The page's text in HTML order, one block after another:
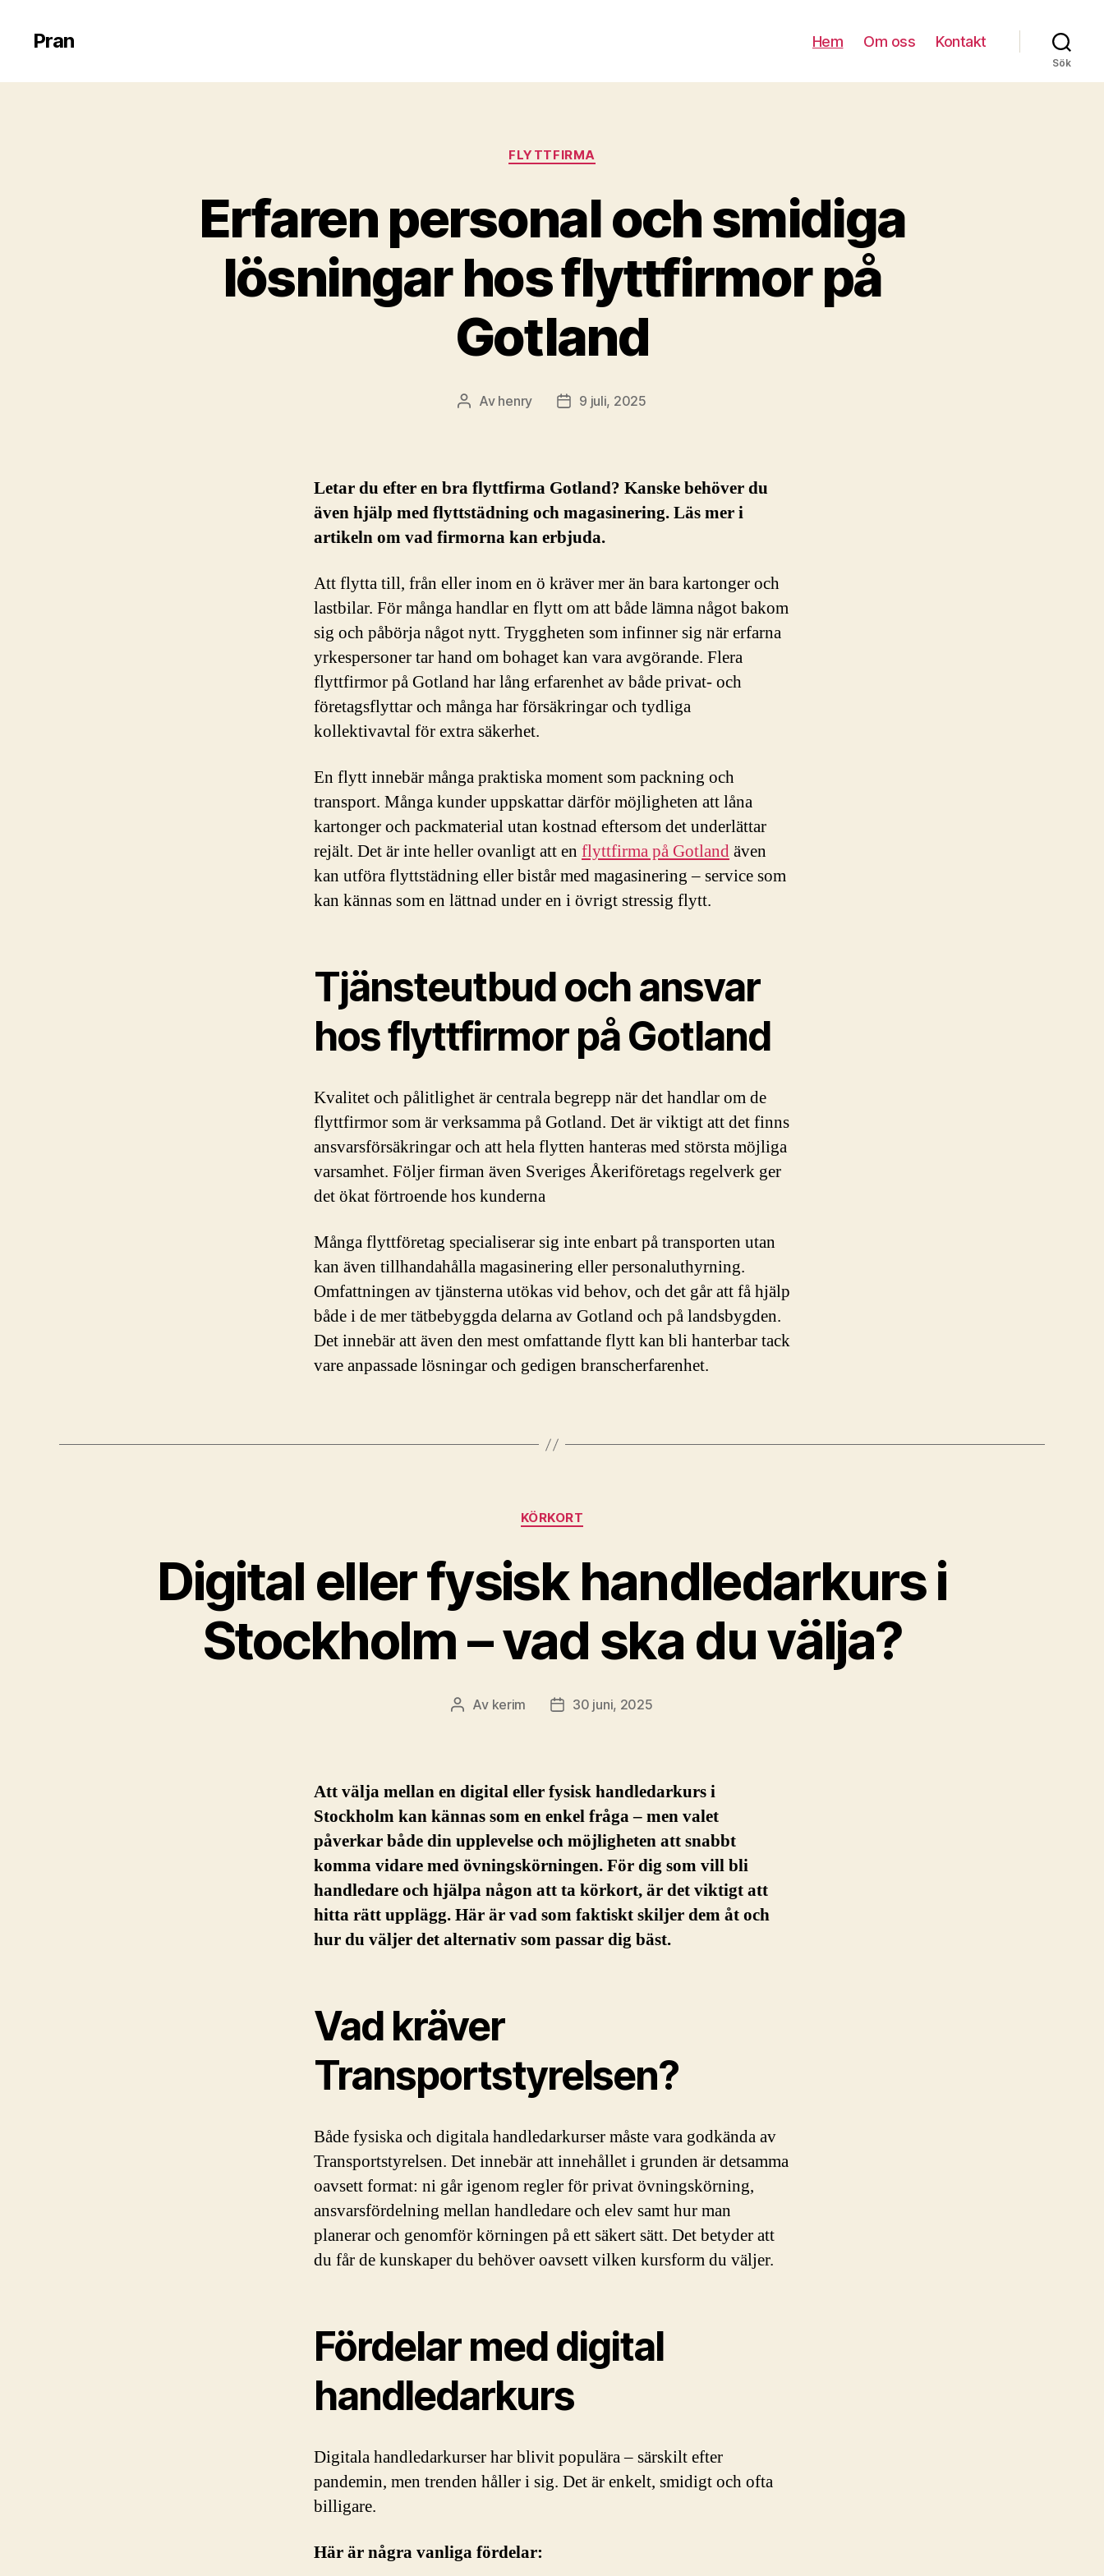
Pran Hem Om oss Kontakt
Sök
Kategorier
FLYTTFIRMA
Erfaren personal och smidiga
lösningar hos flyttfirmor på
Gotland
Inläggsförfattare
Av henry Inläggsdatum
9 juli, 2025
Letar du efter en bra flyttfirma Gotland? Kanske behöver du
även hjälp med flyttstädning och magasinering. Läs mer i
artikeln om vad firmorna kan erbjuda.
Att flytta till, från eller inom en ö kräver mer än bara kartonger och
lastbilar. För många handlar en flytt om att både lämna något bakom
sig och påbörja något nytt. Tryggheten som infinner sig när erfarna
yrkespersoner tar hand om bohaget kan vara avgörande. Flera
flyttfirmor på Gotland har lång erfarenhet av både privat- och
företagsflyttar och många har försäkringar och tydliga
kollektivavtal för extra säkerhet.
En flytt innebär många praktiska moment som packning och
transport. Många kunder uppskattar därför möjligheten att låna
kartonger och packmaterial utan kostnad eftersom det underlättar
rejält. Det är inte heller ovanligt att en flyttfirma på Gotlandäven
kan utföra flyttstädning eller bistår med magasinering – service som
kan kännas som en lättnad under en i övrigt stressig flytt.
Tjänsteutbud och ansvar
hos flyttfirmor på Gotland
Kvalitet och pålitlighet är centrala begrepp när det handlar om de
flyttfirmor som är verksamma på Gotland. Det är viktigt att det finns
ansvarsförsäkringar och att hela flytten hanteras med största möjliga
varsamhet. Följer firman även Sveriges Åkeriföretags regelverk ger
det ökat förtroende hos kunderna
Många flyttföretag specialiserar sig inte enbart på transporten utan
kan även tillhandahålla magasinering eller personaluthyrning.
Omfattningen av tjänsterna utökas vid behov, och det går att få hjälp
både i de mer tätbebyggda delarna av Gotland och på landsbygden.
Det innebär att även den mest omfattande flytt kan bli hanterbar tack
vare anpassade lösningar och gedigen branscherfarenhet.
Kategorier
KÖRKORT
Digital eller fysisk handledarkurs i
Stockholm – vad ska du välja?
Inläggsförfattare
Av kerim Inläggsdatum
30 juni, 2025
Att välja mellan en digital eller fysisk handledarkurs i
Stockholm kan kännas som en enkel fråga – men valet
påverkar både din upplevelse och möjligheten att snabbt
komma vidare med övningskörningen. För dig som vill bli
handledare och hjälpa någon att ta körkort, är det viktigt att
hitta rätt upplägg. Här är vad som faktiskt skiljer dem åt och
hur du väljer det alternativ som passar dig bäst.
Vad kräver
Transportstyrelsen?
Både fysiska och digitala handledarkurser måste vara godkända av
Transportstyrelsen. Det innebär att innehållet i grunden är detsamma
oavsett format: ni går igenom regler för privat övningskörning,
ansvarsfördelning mellan handledare och elev samt hur man
planerar och genomför körningen på ett säkert sätt. Det betyder att
du får de kunskaper du behöver oavsett vilken kursform du väljer.
Fördelar med digital
handledarkurs
Digitala handledarkurser har blivit populära – särskilt efter
pandemin, men trenden håller i sig. Det är enkelt, smidigt och ofta
billigare.
Här är några vanliga fördelar: